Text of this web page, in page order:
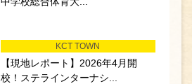
KCT TOWN
【現地レポート】2026年4月開
校！ステラインターナシ...